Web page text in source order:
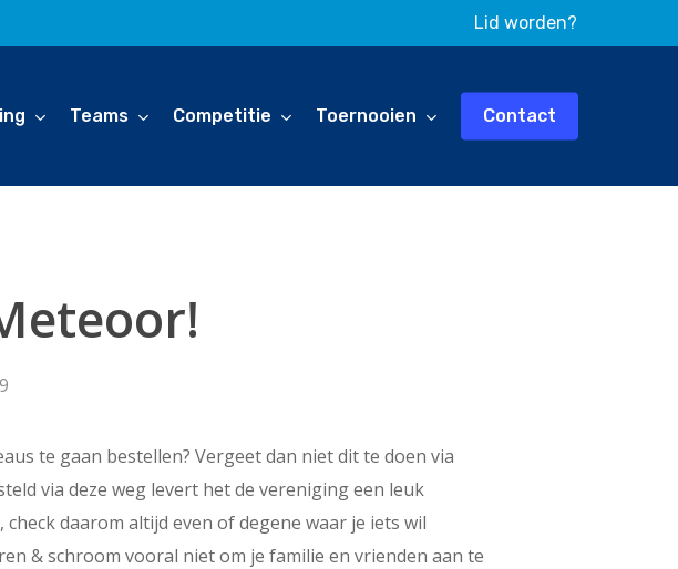
Lid worden?
Teams Competitie Toernooien Contact
te gaan bestellen? Vergeet dan niet dit te doen via
via deze weg levert het de vereniging een leuk
daarom altijd even of degene waar je iets wil
& schroom vooral niet om je familie en vrienden aan te